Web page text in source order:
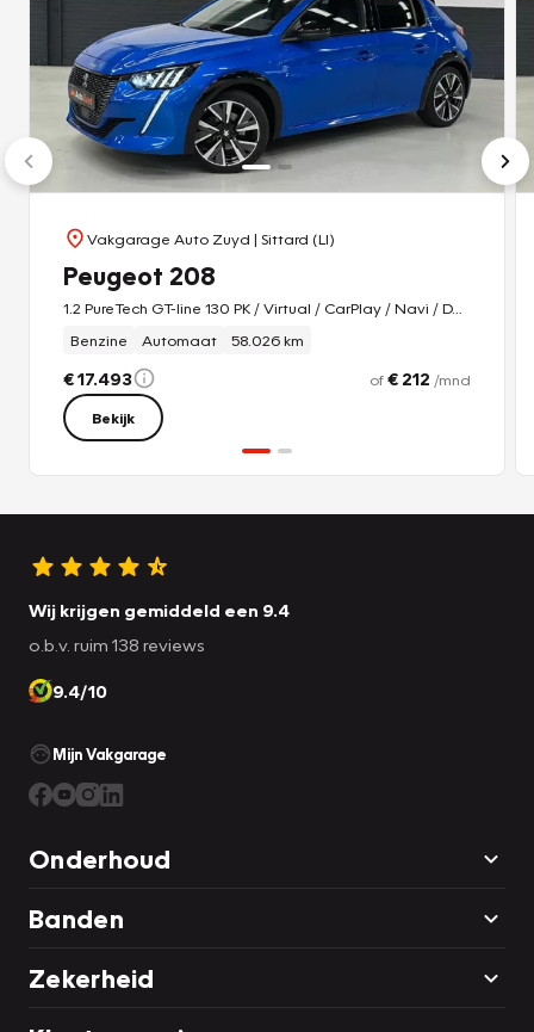
Vakgarage Auto Zuyd | Sittard (LI)
Peugeot 208
1.2 PureTech GT-line 130 PK / Virtual / CarPlay / Navi / DAB / Stoel-Verwarming
Benzine
Automaat 58.026 km
€ 17.493 of€ 212 /mnd
Bekijk
Wij krijgen gemiddeld een 9.4
o.b.v. ruim 138 reviews
9.4/10
Mijn Vakgarage
Onderhoud
Banden
Zekerheid